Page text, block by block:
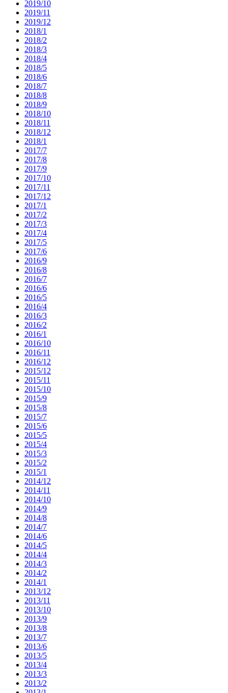
2019/10
2019/11
2019/12
2018/1
2018/2
2018/3
2018/4
2018/5
2018/6
2018/7
2018/8
2018/9
2018/10
2018/11
2018/12
2018/1
2017/7
2017/8
2017/9
2017/10
2017/11
2017/12
2017/1
2017/2
2017/3
2017/4
2017/5
2017/6
2016/9
2016/8
2016/7
2016/6
2016/5
2016/4
2016/3
2016/2
2016/1
2016/10
2016/11
2016/12
2015/12
2015/11
2015/10
2015/9
2015/8
2015/7
2015/6
2015/5
2015/4
2015/3
2015/2
2015/1
2014/12
2014/11
2014/10
2014/9
2014/8
2014/7
2014/6
2014/5
2014/4
2014/3
2014/2
2014/1
2013/12
2013/11
2013/10
2013/9
2013/8
2013/7
2013/6
2013/5
2013/4
2013/3
2013/2